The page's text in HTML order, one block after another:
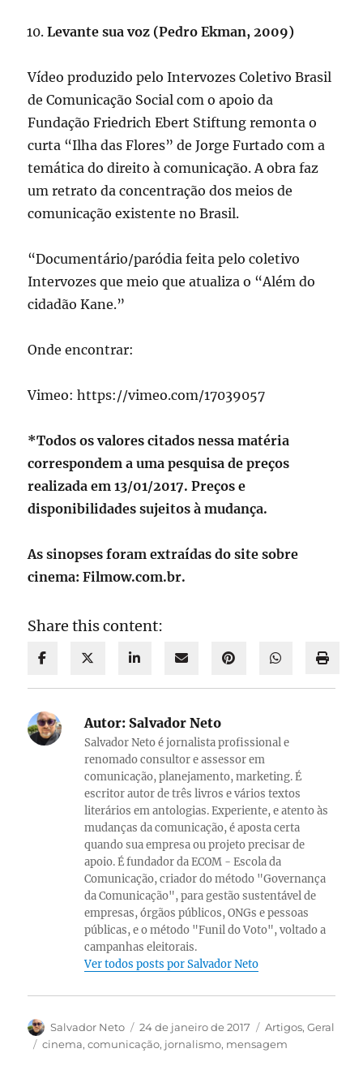
Levante sua voz (Pedro Ekman, 2009)
Vídeo produzido pelo Intervozes Coletivo Brasil
de Comunicação Social com o apoio da
Fundação Friedrich Ebert Stiftung remonta o
curta “Ilha das Flores” de Jorge Furtado com a
temática do direito à comunicação. A obra faz
um retrato da concentração dos meios de
comunicação existente no Brasil.
“Documentário/paródia feita pelo coletivo
Intervozes que meio que atualiza o “Além do
cidadão Kane.”
Onde encontrar:
Vimeo: https://vimeo.com/17039057
*Todos os valores citados nessa matéria
correspondem a uma pesquisa de preços
realizada em 13/01/2017. Preços e
disponibilidades sujeitos à mudança.
As sinopses foram extraídas do site sobre
cinema: Filmow.com.br.
Share this content:
Autor: Salvador Neto
Salvador Neto é jornalista profissional e
renomado consultor e assessor em
comunicação, planejamento, marketing. É
escritor autor de três livros e vários textos
literários em antologias. Experiente, e atento às
mudanças da comunicação, é aposta certa
quando sua empresa ou projeto precisar de
apoio. É fundador da ECOM - Escola da
Comunicação, criador do método "Governança
da Comunicação", para gestão sustentável de
empresas, órgãos públicos, ONGs e pessoas
públicas, e o método "Funil do Voto", voltado a
campanhas eleitorais.
Ver todos posts por Salvador Neto
Autor
Salvador Neto
Publicado
em
24 de janeiro de 2017 Categorias
Artigos,Geral
Tags
cinema,comunicação, jornalismo, mensagem